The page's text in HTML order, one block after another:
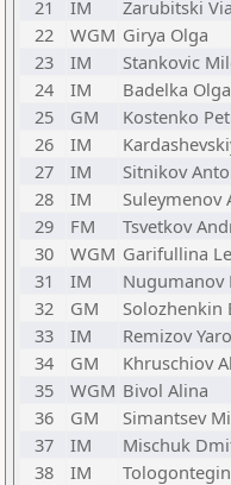
21
IM Zarubitski
22
WGM Girya Olga
23
IM Stankovic
24
IM Badelka Olga
25
GM Kostenko
26
IM
27
IM Sitnikov
28
IM Suleymenov
29
FM Tsvetkov
30
WGM Garifullina
31
IM Nugumanov
32
GM Solozhenkin
33
IM Remizov
34
GM Khruschiov
35
WGM Bivol Alina
36
GM Simantsev
37
IM Mischuk
38
IM